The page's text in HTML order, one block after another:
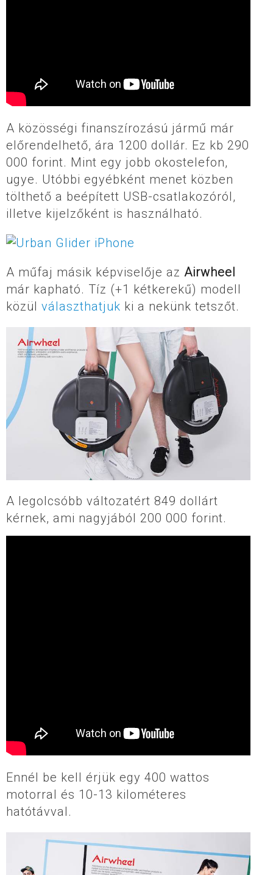
A közösségi finanszírozású jármű már
előrendelhető, ára 1200 dollár. Ez kb 290
000 forint. Mint egy jobb okostelefon,
ugye. Utóbbi egyébként menet közben
tölthető a beépített USB-csatlakozóról,
illetve kijelzőként is használható.
A műfaj másik képviselője az Airwheel
már kapható. Tíz (+1 kétkerekű) modell
közül választhatjuk ki a nekünk tetszőt.
A legolcsóbb változatért 849 dollárt
kérnek, ami nagyjából 200 000 forint.
Ennél be kell érjük egy 400 wattos
motorral és 10-13 kilométeres
hatótávval.